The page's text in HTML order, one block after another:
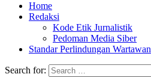
Home
Redaksi
Kode Etik Jurnalistik
Pedoman Media Siber
Standar Perlindungan Wartawan
Search for: